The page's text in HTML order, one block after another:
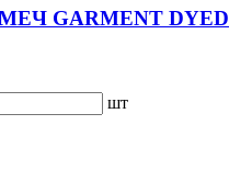
GARMENT DYED
шт